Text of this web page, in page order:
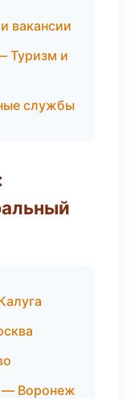
вакансии
Туризм и
службы
— Воронеж